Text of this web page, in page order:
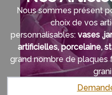
Nous sommes présent
choix de vos
personnalisables: vases
artificielles, porcelaine,
grand nombre de plaques